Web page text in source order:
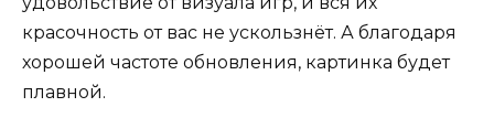
красочность от вас не ускользнёт. А благодаря
хорошей частоте обновления, картинка будет
плавной.